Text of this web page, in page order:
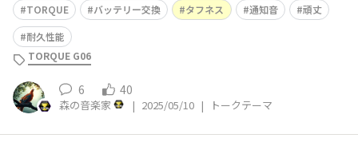
ORQUEシリーズとの出会いは、それまで使っていた携帯
電話(ガラケー)が停波に絡んで使えなくなりそうになると
いう時期に、頑強でしかも
TORQUE バッテリー交換 タフネス 通知音
頑丈
耐久性能
TORQUE G06
6 40
森の音楽家 | 2025/05/10 | トークテーマ